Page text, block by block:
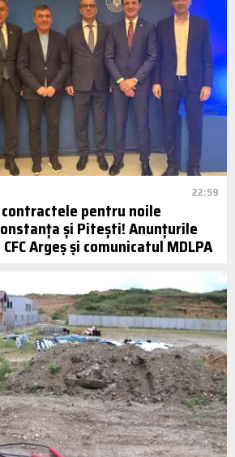
22:59
pentru noile
și Pitești! Anunțurile
Argeș și comunicatul MDLPA